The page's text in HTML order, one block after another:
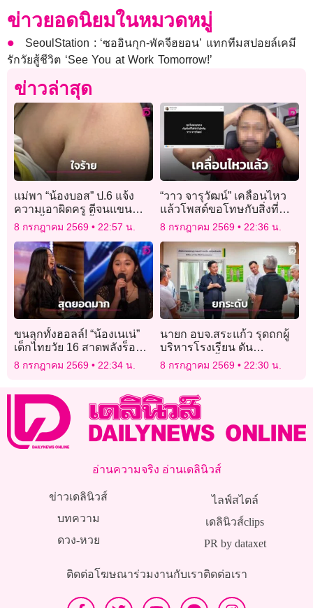
ข่าวยอดนิยมในหมวดหมู่
SeoulStation : ‘ซออินกุก-พัคจีฮยอน’ แทกทีมสปอยล์เคมี
รักวัยสู้ชีวิต ‘See You at Work Tomorrow!’
ข่าวล่าสุด
แม่พา “น้องบอส” ป.6 แจ้ง
ความเอาผิดครู ตีจนแขนช้ำ-
มีไข้ จี้โรงเรียนชี้แจง
มาตรการคุ้มครองเด็ก
8 กรกฎาคม 2569 22:57 น.
“วาว จารุวัฒน์” เคลื่อนไหว
แล้วโพสต์ขอโทษกับสิ่งที่ทำ
ไป
8 กรกฎาคม 2569 22:36 น.
ขนลุกทั้งฮอลล์! “น้องเนเน่”
เด็กไทยวัย 16 สาดพลังร็อก
เพลง Zombie บนเวที
America’s Got Talent
8 กรกฎาคม 2569 22:34 น.
นายก อบจ.สระแก้ว รุดถกผู้
บริหารโรงเรียน ดัน
เทคโนโลยีล้ำ-ระบบดูแลราย
บุคคล
8 กรกฎาคม 2569 22:30 น.
อ่านความจริง อ่านเดลินิวส์
ข่าวเดลินิวส์
บทความ
ดวง-หวย
ไลฟ์สไตล์
เดลินิวส์clips
PR by dataxet
ติดต่อโฆษณาร่วมงานกับเราติดต่อเรา